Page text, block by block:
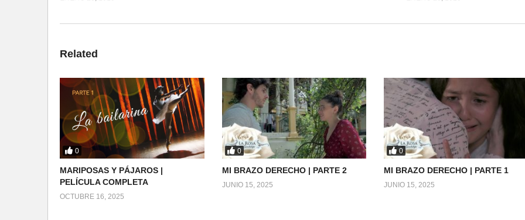
Related
0
MARIPOSAS Y PÁJAROS |
PELÍCULA COMPLETA
OCTUBRE 16, 2025
0
MI BRAZO DERECHO | PARTE 2
JUNIO 15, 2025
0
MI BRAZO DERECHO | PARTE 1
JUNIO 15, 2025